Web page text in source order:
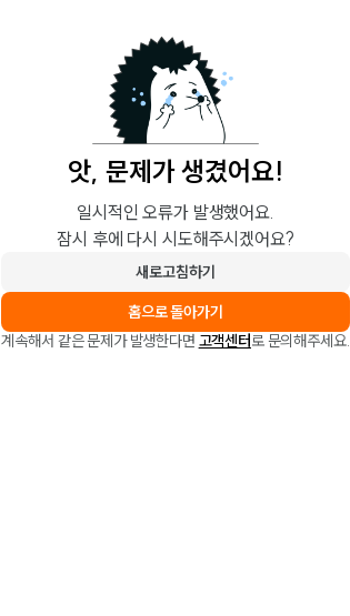
앗, 문제가 생겼어요!
일시적인 오류가 발생했어요.
잠시 후에 다시 시도해주시겠어요?
새로고침하기
홈으로 돌아가기
계속해서 같은 문제가 발생한다면 고객센터로 문의해주세요.